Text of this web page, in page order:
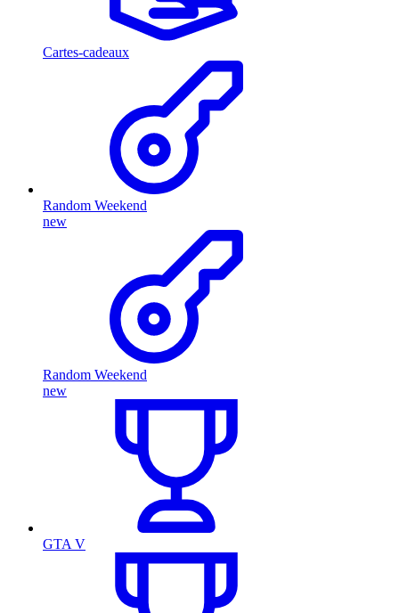
Cartes-cadeaux
Random Weekend
new
Random Weekend
new
GTA V